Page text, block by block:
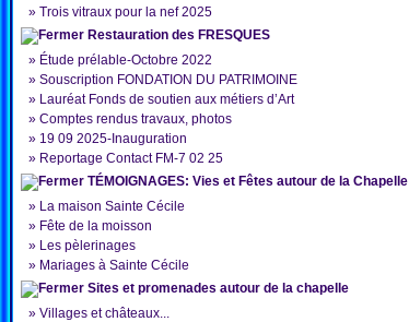
» Trois vitraux pour la nef 2025
Restauration des FRESQUES
» Étude prélable-Octobre 2022
» Souscription FONDATION DU PATRIMOINE
» Lauréat Fonds de soutien aux métiers d’Art
» Comptes rendus travaux, photos
» 19 09 2025-Inauguration
» Reportage Contact FM-7 02 25
TÉMOIGNAGES: Vies et Fêtes autour de la Chapelle
» La maison Sainte Cécile
» Fête de la moisson
» Les pèlerinages
» Mariages à Sainte Cécile
Sites et promenades autour de la chapelle
» Villages et châteaux...